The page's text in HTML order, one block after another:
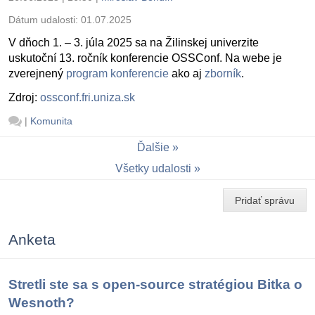
Dátum udalosti: 01.07.2025
V dňoch 1. – 3. júla 2025 sa na Žilinskej univerzite
uskutoční 13. ročník konferencie OSSConf. Na webe je
zverejnený program konferencie ako aj zborník.
Zdroj: ossconf.fri.uniza.sk
| Komunita
Ďalšie
Všetky udalosti
Pridať správu
Anketa
Stretli ste sa s open-source stratégiou Bitka o
Wesnoth?